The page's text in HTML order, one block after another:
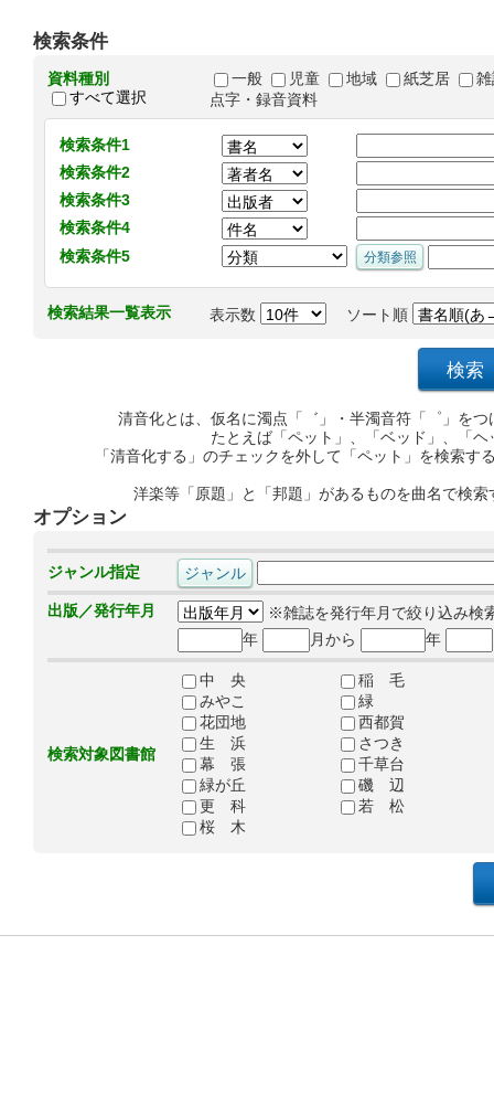
検索条件
資料種別
すべて選択
一般 児童 地域 紙芝居
点字・録音資料
検索条件1
検索条件2
検索条件3
検索条件4
検索条件5
検索結果一覧表示 表示数 ソート順
清音化とは、仮名に濁点「゛」・半濁音符「゜」を
たとえば「ペット」、「ベッド」、「
「清音化する」のチェックを外して「ペット」を検索
洋楽等「原題」と「邦題」があるものを曲名で検
オプション
ジャンル指定
出版／発行年月
※雑誌を発行年月で絞り込み検
年
月から 年
検索対象図書館
中 央
稲 毛
みやこ
緑
花団地
西都賀
生 浜
さつき
幕 張
千草台
緑が丘
磯 辺
更 科
若 松
桜 木